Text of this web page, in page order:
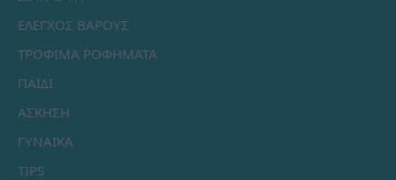
ΕΛΕΓΧΟΣ ΒΑΡΟΥΣ
ΤΡΟΦΙΜΑ ΡΟΦΗΜΑΤΑ
ΠΑΙΔΙ
ΑΣΚΗΣΗ
ΓΥΝΑΙΚΑ
TIPS